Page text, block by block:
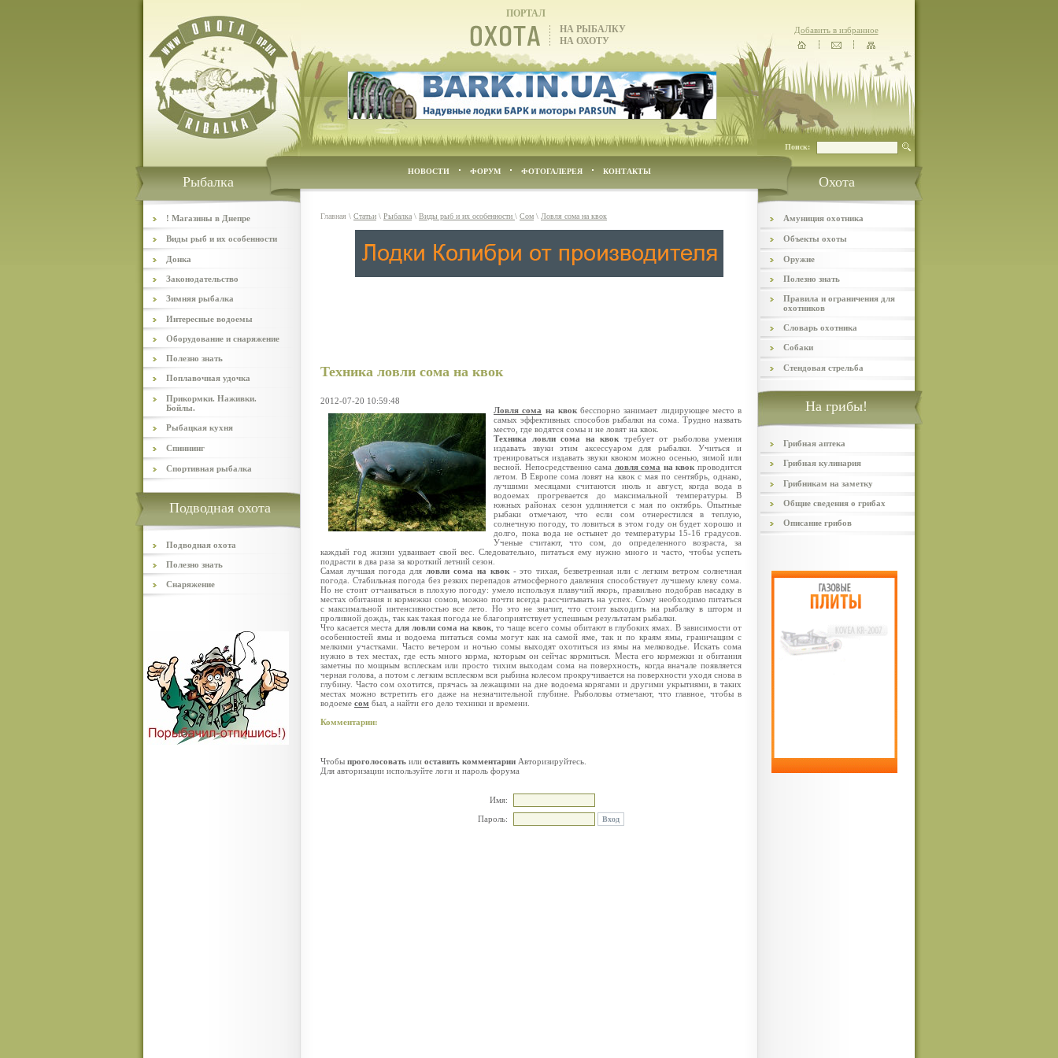
ПОРТАЛ
НА РЫБАЛКУ
НА ОХОТУ
Добавить в избранное
Поиск:
Рыбалка
НОВОСТИ ФОРУМ ФОТОГАЛЕРЕЯ КОНТАКТЫ
Охота
! Магазины в Днепре
Виды рыб и их особенности
Донка
Законодательство
Зимняя рыбалка
Интересные водоемы
Оборудование и снаряжение
Полезно знать
Поплавочная удочка
Прикормки. Наживки.
Бойлы.
Рыбацкая кухня
Спиннинг
Спортивная рыбалка
Подводная охота
Подводная охота
Полезно знать
Снаряжение
Главная \ Статьи \ Рыбалка \ Виды рыб и их особенности \ Сом \ Ловля сома на квок
Техника ловли сома на квок
2012-07-20 10:59:48
Ловля сома на квокбесспорно занимает лидирующее место в
самых эффективных способов рыбалки на сома. Трудно назвать
место, где водятся сомы и не ловят на квок.
Техника ловли сома на квок требует от рыболова умения
издавать звуки этим аксессуаром для рыбалки. Учиться и
тренироваться издавать звуки квоком можно осенью, зимой или
весной. Непосредственно сама ловля сома на квок проводится
летом. В Европе сома ловят на квок с мая по сентябрь, однако,
лучшими месяцами считаются июль и август, когда вода в
водоемах прогревается до максимальной температуры. В
южных районах сезон удлиняется с мая по октябрь. Опытные
рыбаки отмечают, что если сом отнерестился в теплую,
солнечную погоду, то ловиться в этом году он будет хорошо и
долго, пока вода не остынет до температуры 15-16 градусов.
Ученые считают, что сом, до определенного возраста, за
каждый год жизни удваивает свой вес. Следовательно, питаться ему нужно много и часто, чтобы успеть
подрасти в два раза за короткий летний сезон.
Самая лучшая погода для ловли сома на квок - это тихая, безветренная или с легким ветром солнечная
погода. Стабильная погода без резких перепадов атмосферного давления способствует лучшему клеву сома.
Но не стоит отчаиваться в плохую погоду: умело используя плавучий якорь, правильно подобрав насадку в
местах обитания и кормежки сомов, можно почти всегда рассчитывать на успех. Сому необходимо питаться
с максимальной интенсивностью все лето. Но это не значит, что стоит выходить на рыбалку в шторм и
проливной дождь, так как такая погода не благоприятствует успешным результатам рыбалки.
Что касается места для ловли сома на квок, то чаще всего сомы обитают в глубоких ямах. В зависимости от
особенностей ямы и водоема питаться сомы могут как на самой яме, так и по краям ямы, граничащим с
мелкими участками. Часто вечером и ночью сомы выходят охотиться из ямы на мелководье. Искать сома
нужно в тех местах, где есть много корма, которым он сейчас кормиться. Места его кормежки и обитания
заметны по мощным всплескам или просто тихим выходам сома на поверхность, когда вначале появляется
черная голова, а потом с легким всплеском вся рыбина колесом прокручивается на поверхности уходя снова в
глубину. Часто сом охотится, прячась за лежащими на дне водоема корягами и другими укрытиями, в таких
местах можно встретить его даже на незначительной глубине. Рыболовы отмечают, что главное, чтобы в
водоеме сом был, а найти его дело техники и времени.
Комментарии:
Чтобы проголосовать или оставить комментарии Авторизируйтесь.
Для авторизации используйте логи и пароль форума
Имя:
Пароль:
Амуниция охотника
Объекты охоты
Оружие
Полезно знать
Правила и ограничения для
охотников
Словарь охотника
Собаки
Стендовая стрельба
На грибы!
Грибная аптека
Грибная кулинария
Грибникам на заметку
Общие сведения о грибах
Описание грибов